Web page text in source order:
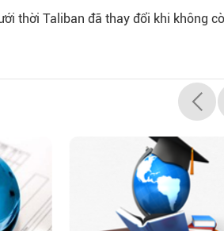
thời Taliban đã thay đổi khi không